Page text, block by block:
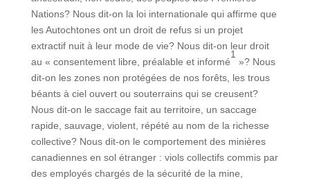
Nations? Nous dit-on la loi internationale qui affirme que
les Autochtones ont un droit de refus si un projet
extractif nuit à leur mode de vie? Nous dit-on leur droit
au « consentement libre, préalable et informé
1
»? Nous
dit-on les zones non protégées de nos forêts, les trous
béants à ciel ouvert ou souterrains qui se creusent?
Nous dit-on le saccage fait au territoire, un saccage
rapide, sauvage, violent, répété au nom de la richesse
collective? Nous dit-on le comportement des minières
canadiennes en sol étranger : viols collectifs commis par
des employés chargés de la sécurité de la mine,